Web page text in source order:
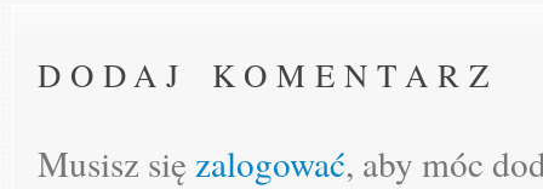
DODAJ KOMENTARZ
Musisz sięzalogować, aby móc